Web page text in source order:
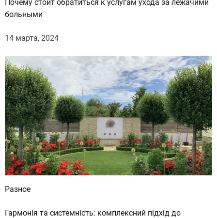
Почему стоит обратиться к услугам ухода за лежачими
больными
14 марта, 2024
Разное
Гармонія та системність: комплексний підхід до